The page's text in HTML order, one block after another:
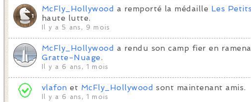
McFly_Hollywood a remporté la médaille Les
haute lutte.
Il y a 5 ans, 9 mois
McFly_Hollywood a rendu son camp fier en
Gratte-Nuage.
Il y a 6 ans, 1 mois
vlafon et McFly_Hollywood sont maintenant amis.
Il y a 6 ans, 1 mois